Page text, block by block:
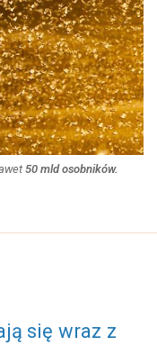
50 mld osobników.
się wraz z